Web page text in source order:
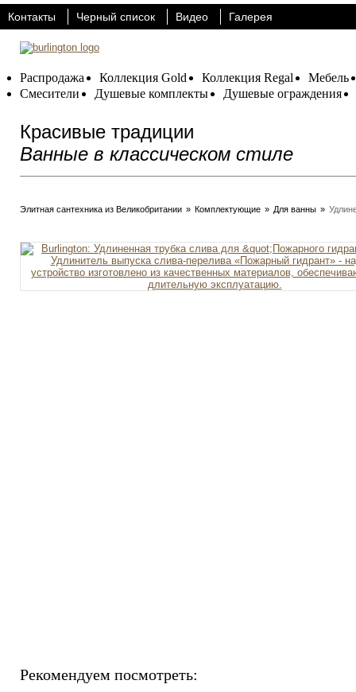
Контакты Черный список Видео Галерея
Распродажа Коллекция Gold Коллекция Regal
Мебель
Смесители
Душевые комплекты Душевые ограждения
Красивые традиции
Ванные в классическом стиле
Элитная сантехника из Великобритании » Комплектующие » Для ванны »
Рекомендуем посмотреть: